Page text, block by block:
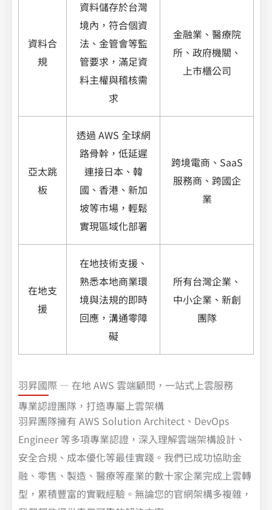
資料合
規
資料儲存於台灣
境內，符合個資
法、金管會等監
管要求，滿足資
料主權與稽核需
求
金融業、醫療院
所、政府機關、
上市櫃公司
亞太跳
板
透過 AWS 全球網
路骨幹，低延遲
連接日本、韓
國、香港、新加
坡等市場，輕鬆
實現區域化部署
跨境電商、SaaS
服務商、跨國企
業
在地支
援
在地技術支援、
熟悉本地商業環
境與法規的即時
回應，溝通零障
礙
所有台灣企業、
中小企業、新創
團隊
羽昇國際 — 在地 AWS 雲端顧問，一站式上雲服務
專業認證團隊，打造專屬上雲架構
羽昇團隊擁有 AWS Solution Architect、DevOps
Engineer 等多項專業認證，深入理解雲端架構設計、
安全合規、成本優化等最佳實踐。我們已成功協助金
融、零售、製造、醫療等產業的數十家企業完成上雲轉
型，累積豐富的實戰經驗。無論您的官網架構多複雜，